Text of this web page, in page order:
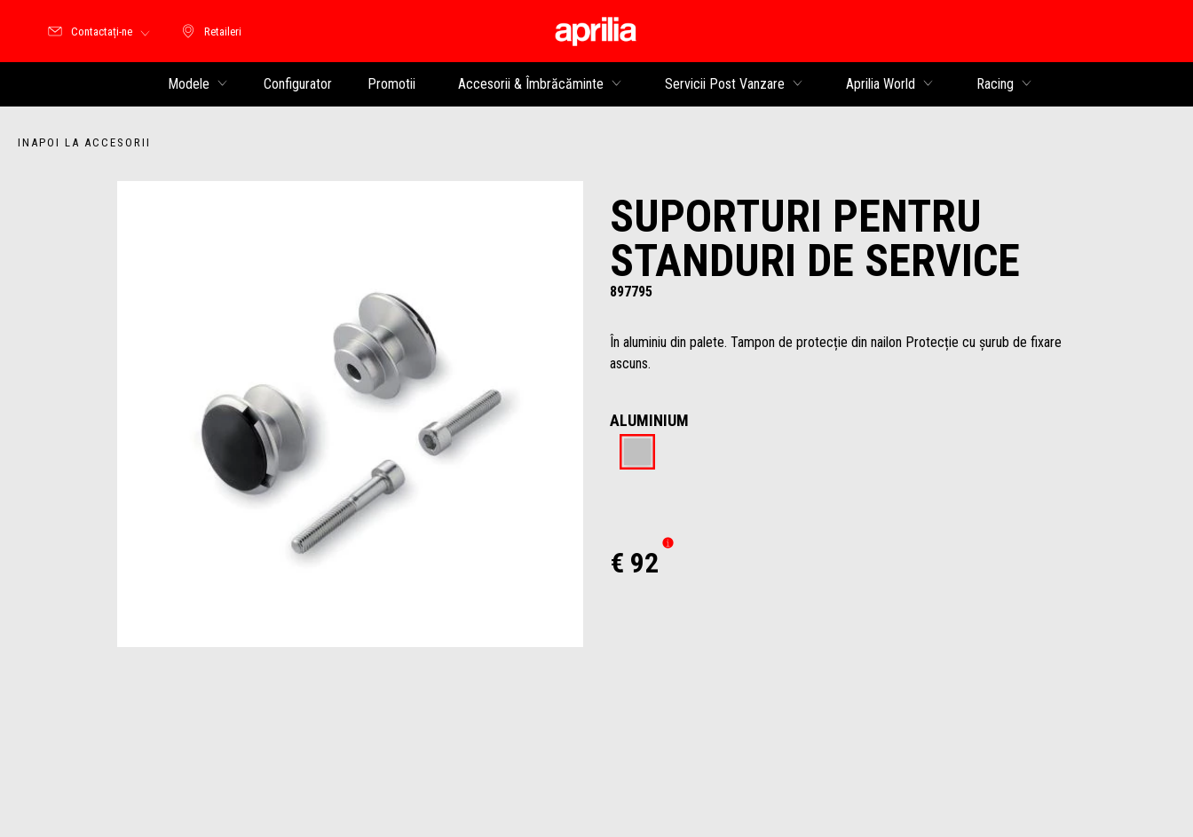
Retaileri
Retaileri
Contactați-ne
Modele Configurator Promotii Accesorii & Îmbrăcăminte Servicii Post Vanzare Aprilia World Racing
INAPOI LA ACCESORII
SUPORTURI PENTRU
STANDURI DE SERVICE
897795
În aluminiu din palete. Tampon de protecție din nailon Protecție cu șurub de fixare
ascuns.
ALUMINIUM
€ 92